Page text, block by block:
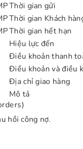
Thời gian gửi
Thời gian Khách
Thời gian hết hạn
Hiệu lực đến
Điều khoản thanh
Điều khoản và điều
Địa chỉ giao hàng
Mô tả
hồi công nợ.